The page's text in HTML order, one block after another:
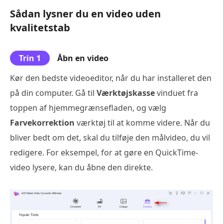
Sådan lysner du en video uden
kvalitetstab
Trin 1
Åbn en video
Kør den bedste videoeditor, når du har installeret den
på din computer. Gå til Værktøjskassevinduet fra
toppen af hjemmegrænsefladen, og vælg
Farvekorrektion værktøj til at komme videre. Når du
bliver bedt om det, skal du tilføje den målvideo, du vil
redigere. For eksempel, for at gøre en QuickTime-
video lysere, kan du åbne den direkte.